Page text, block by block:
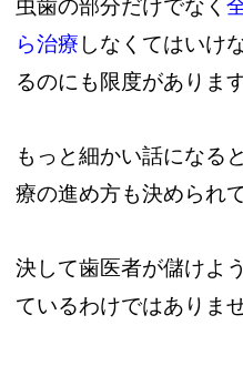
虫歯の部分だけでなく
ら治療 しなくてはいけ
るのにも限度がありま
もっと細かい話になる
療の進め方も決められ
決して歯医者が儲けよ
ているわけではありま